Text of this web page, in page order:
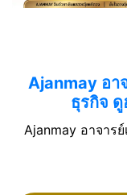
Ajanmay อา
ธุรกิจ ดู
Ajanmay อาจาร